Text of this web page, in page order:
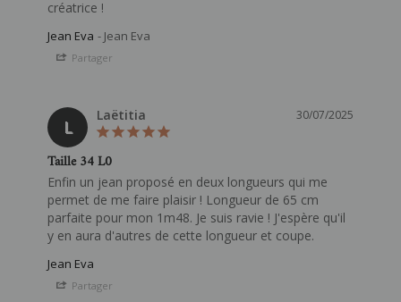
Jean Eva Jean Eva
Partager
L
30/07/2025
Laëtitia
Taille 34 L0
Enfin un jean proposé en deux longueurs qui me
permet de me faire plaisir ! Longueur de 65 cm
parfaite pour mon 1m48. Je suis ravie ! J'espère qu'il
Jean Eva
Partager